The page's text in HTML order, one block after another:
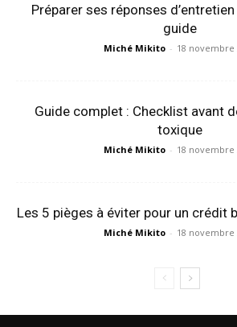
Préparer ses réponses
guide
Miché Mikito - 18 novembre
Guide complet : Checklist avant
toxique
Miché Mikito - 18 novembre
Les 5 pièges à éviter pour un crédit
Miché Mikito - 18 novembre